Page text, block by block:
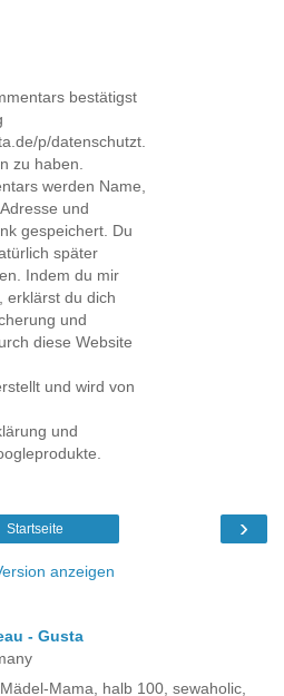
bestätigst
p/datenschutzt.
zu haben.
werden Name,
und
gespeichert. Du
später
Indem du mir
erklärst du dich
und
diese Website
und wird von
und
›
Startseite
anzeigen
- Gusta
Mama, halb 100, sewaholic,